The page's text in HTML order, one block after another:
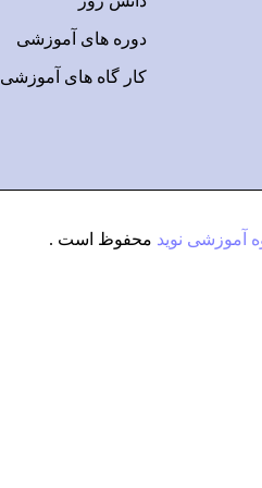
دوره های آموزشی
کار گاه های آموزشی
آموزشی نوید محفوظ است .
شروع